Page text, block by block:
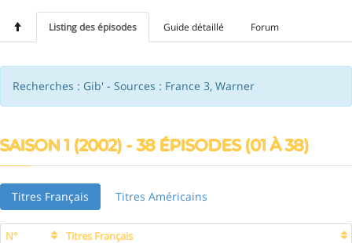
Listing des épisodes Guide détaillé Forum
Recherches : Gib' - Sources : France 3, Warner
SAISON 1 (2002) - 38 ÉPISODES (01 À 38)
Titres Français Titres Américains
N° Titres Français